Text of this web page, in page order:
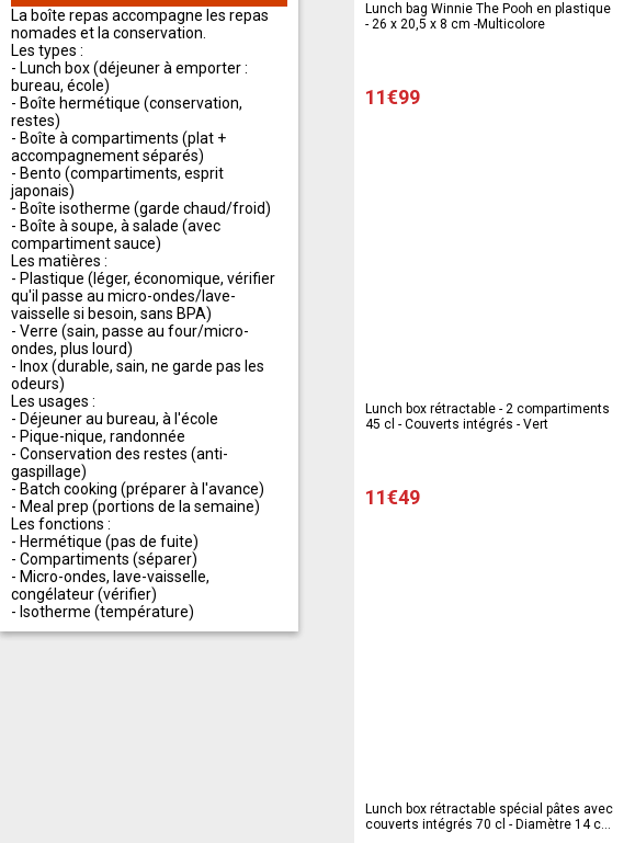
La boîte repas accompagne les repas
nomades et la conservation.
Les types :
- Lunch box (déjeuner à emporter :
bureau, école)
- Boîte hermétique (conservation,
restes)
- Boîte à compartiments (plat +
accompagnement séparés)
- Bento (compartiments, esprit
japonais)
- Boîte isotherme (garde chaud/froid)
- Boîte à soupe, à salade (avec
compartiment sauce)
Les matières :
- Plastique (léger, économique, vérifier
qu'il passe au micro-ondes/lave-
vaisselle si besoin, sans BPA)
- Verre (sain, passe au four/micro-
ondes, plus lourd)
- Inox (durable, sain, ne garde pas les
odeurs)
Les usages :
- Déjeuner au bureau, à l'école
- Pique-nique, randonnée
- Conservation des restes (anti-
gaspillage)
- Batch cooking (préparer à l'avance)
- Meal prep (portions de la semaine)
Les fonctions :
- Hermétique (pas de fuite)
- Compartiments (séparer)
- Micro-ondes, lave-vaisselle,
congélateur (vérifier)
- Isotherme (température)
Lunch bag Winnie The Pooh en plastique
- 26 x 20,5 x 8 cm -Multicolore
11€99
Lunch box rétractable - 2 compartiments
45 cl - Couverts intégrés - Vert
11€49
Lunch box rétractable spécial pâtes avec
couverts intégrés 70 cl - Diamètre 14 cm